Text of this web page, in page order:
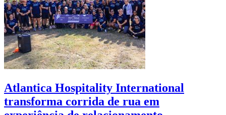
Atlantica Hospitality International
transforma corrida de rua em